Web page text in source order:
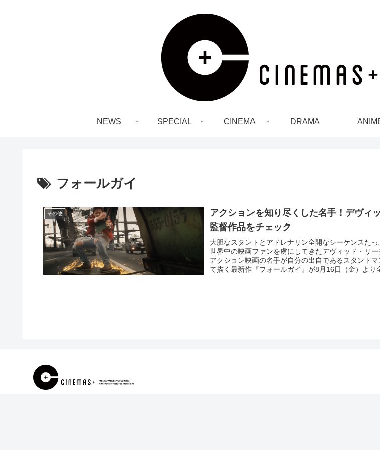
NEWS SPECIAL CINEMA DRAMA
フォールガイ
その他
アクションを知り尽くした名手！デヴィ
監督作品をチェック
大胆なスタントとアドレナリン全開なシーケンスた
世界中の映画ファンを虜にしてきたデヴィッド・リ
アクション映画の名手が自分の出自であるスタントマ
て描く最新作『フォールガイ』が8月16日（金）より